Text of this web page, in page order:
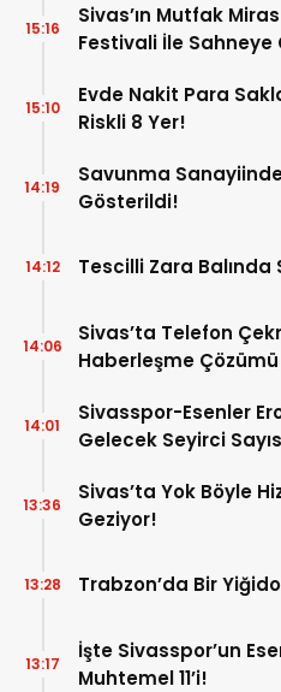
Sivas’ın Mutfak
Festivali İle Sahneye
15:16
Evde Nakit Para
Riskli 8 Yer!
15:10
Savunma
Gösterildi!
14:19
Tescilli Zara Balında
14:12
Sivas’ta Telefon
Haberleşme
14:06
Sivasspor-Esenler
Gelecek Seyirci
14:01
Sivas’ta Yok Böyle
Geziyor!
13:36
Trabzon’da Bir
13:28
İşte Sivasspor’un
Muhtemel 11’i!
13:17